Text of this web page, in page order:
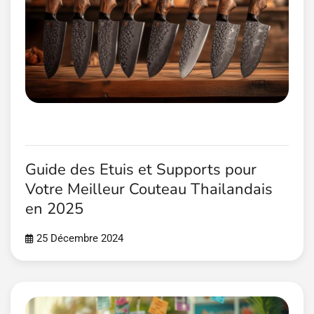
Guide des Etuis et Supports pour
Votre Meilleur Couteau Thailandais
en 2025
25 Décembre 2024